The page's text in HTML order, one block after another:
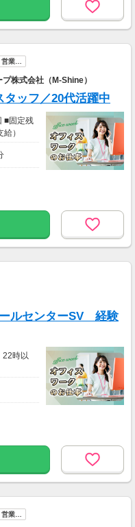
業…
株式会社（M-Shine）
ッフ／20代活躍中
■固定残
）
ールセンターSV 経験
時以
業…